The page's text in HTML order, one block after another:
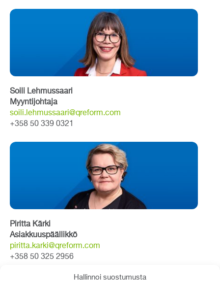
Hallinnoi suostumusta
Soili Lehmussaari
Myyntijohtaja
soili.lehmussaari@qreform.com
+358 50 339 0321
Piritta Kärki
Asiakkuuspäällikkö
piritta.karki@qreform.com
+358 50 325 2956